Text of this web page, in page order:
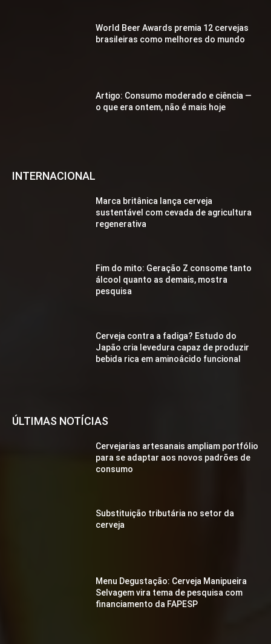
World Beer Awards premia 12 cervejas
brasileiras como melhores do mundo
Artigo: Consumo moderado e ciência —
o que era ontem, não é mais hoje
INTERNACIONAL
Marca britânica lança cerveja
sustentável com cevada de agricultura
regenerativa
Fim do mito: Geração Z consome tanto
álcool quanto as demais, mostra
pesquisa
Cerveja contra a fadiga? Estudo do
Japão cria levedura capaz de produzir
bebida rica em aminoácido funcional
ÚLTIMAS NOTÍCIAS
Cervejarias artesanais ampliam portfólio
para se adaptar aos novos padrões de
consumo
Substituição tributária no setor da
cerveja
Menu Degustação: Cerveja Manipueira
Selvagem vira tema de pesquisa com
financiamento da FAPESP